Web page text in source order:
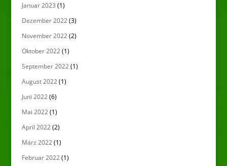
Januar 2023 (1)
Dezember 2022(3)
November 2022(2)
Oktober 2022(1)
September 2022(1)
August 2022(1)
Juni 2022(6)
Mai 2022(1)
April 2022(2)
März 2022(1)
Februar 2022(1)